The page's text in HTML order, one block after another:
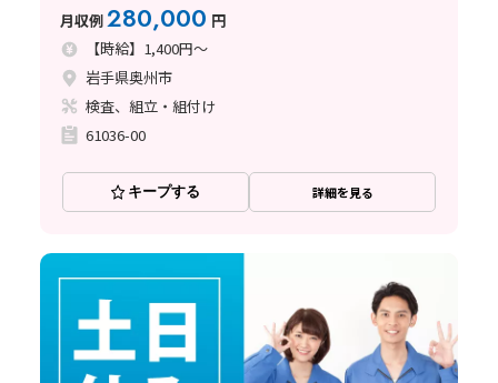
月収例280,000 円
【時給】1,400円～
岩手県奥州市
検査、組立・組付け
61036-00
キープする 詳細を見る